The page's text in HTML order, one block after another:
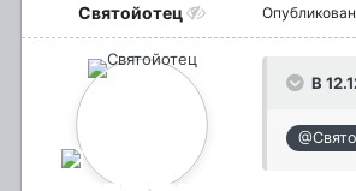
Святойотец
В